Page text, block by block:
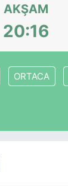
AKŞAM
20:16
ORTACA